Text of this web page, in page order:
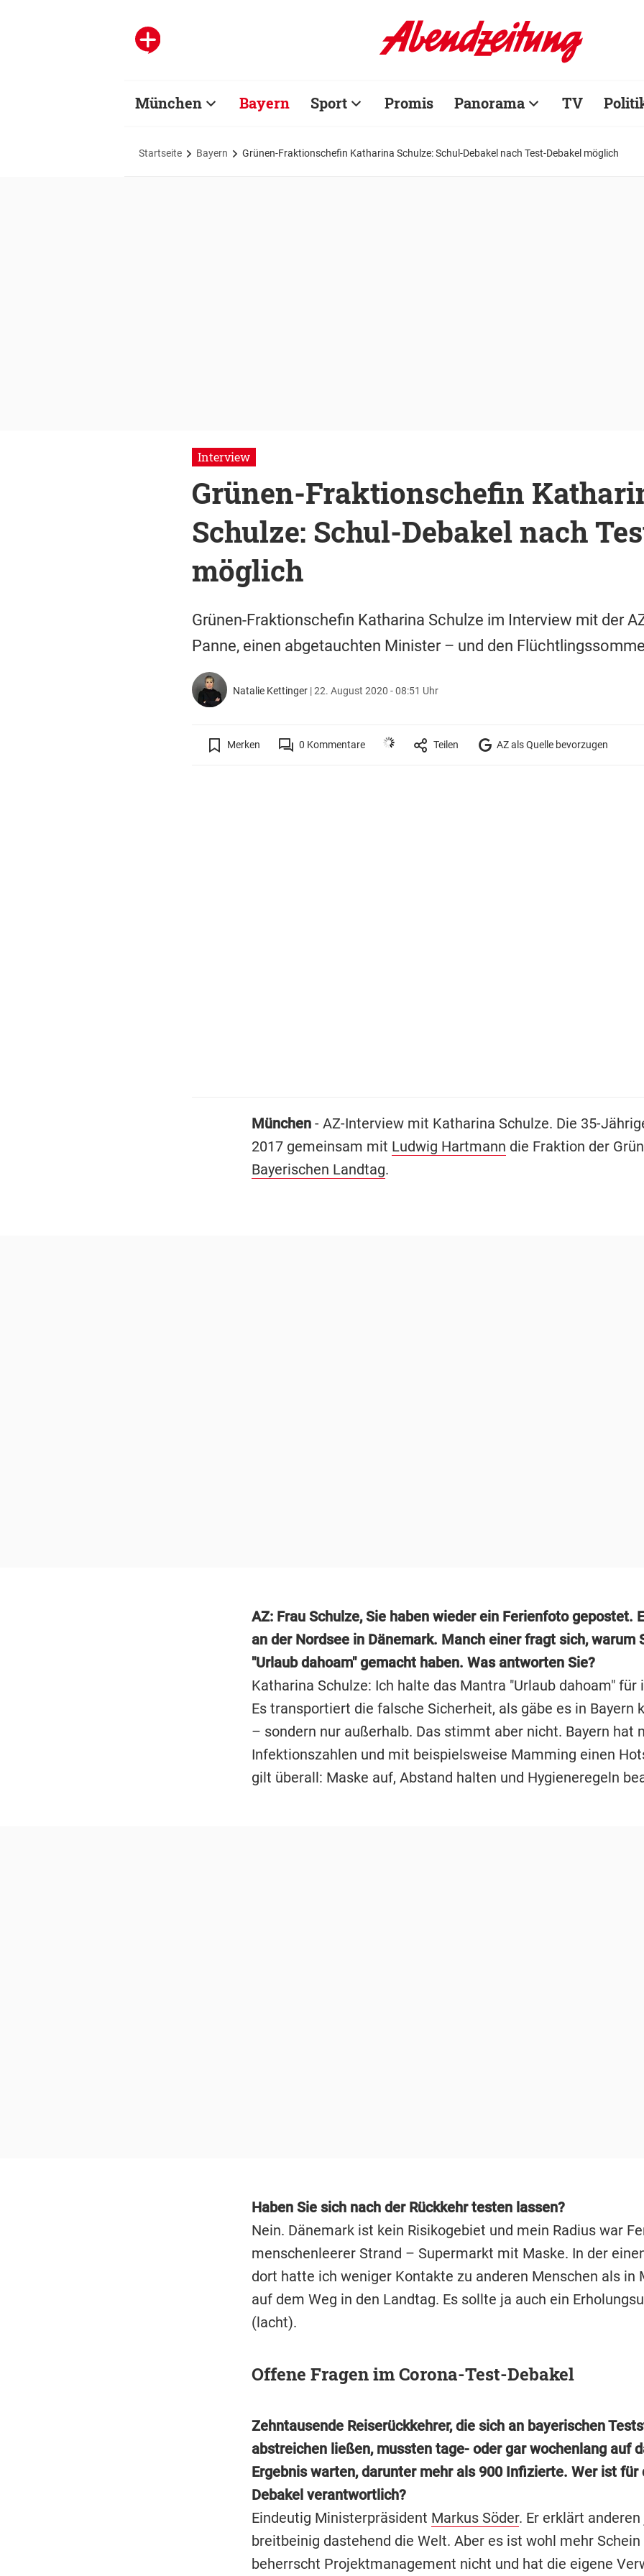
München Bayern Sport Promis Panorama TV
Startseite Bayern Grünen-Fraktionschefin Katharina Schulze: Schul-Debakel nach Test-Debakel möglich
Interview
Grünen-Fraktionschefin
Schulze: Schul-Debakel nach
möglich
Grünen-Fraktionschefin Katharina Schulze im Interview mit der
Panne, einen abgetauchten Minister – und den
Natalie Kettinger |22. August 2020 - 08:51 Uhr
Merken 0 Kommentare Teilen AZ als Quelle bevorzugen
München - AZ-Interview mit Katharina Schulze. Die 35-
2017 gemeinsam mit Ludwig Hartmann die Fraktion der
Bayerischen Landtag.
AZ: Frau Schulze, Sie haben wieder ein Ferienfoto gepostet.
an der Nordsee in Dänemark. Manch einer fragt sich, warum
"Urlaub dahoam" gemacht haben. Was antworten Sie?
Katharina Schulze: Ich halte das Mantra "Urlaub dahoam" für
Es transportiert die falsche Sicherheit, als gäbe es in Bayern
– sondern nur außerhalb. Das stimmt aber nicht. Bayern hat
Infektionszahlen und mit beispielsweise Mamming einen
gilt überall: Maske auf, Abstand halten und Hygieneregeln
Haben Sie sich nach der Rückkehr testen lassen?
Nein. Dänemark ist kein Risikogebiet und mein Radius war
menschenleerer Strand – Supermarkt mit Maske. In der
dort hatte ich weniger Kontakte zu anderen Menschen als in
auf dem Weg in den Landtag. Es sollte ja auch ein
(lacht).
Offene Fragen im Corona-Test-Debakel
Zehntausende Reiserückkehrer, die sich an bayerischen
abstreichen ließen, mussten tage- oder gar wochenlang auf
Ergebnis warten, darunter mehr als 900 Infizierte. Wer ist für
Debakel verantwortlich?
Eindeutig Ministerpräsident Markus Söder. Er erklärt anderen
breitbeinig dastehend die Welt. Aber es ist wohl mehr Schein
beherrscht Projektmanagement nicht und hat die eigene